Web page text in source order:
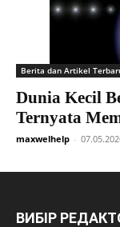
Berita dan Artikel
Dunia Kecil
Ternyata
maxwelhelp -
ВИБІР